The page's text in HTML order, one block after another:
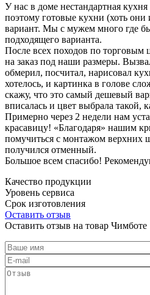
У нас в доме нестандартная
поэтому готовые кухни (хоть
вариант. Мы с мужем много где
подходящего варианта.
После всех походов по торговым
на заказ под наши размеры.
обмерил, посчитал, нарисовал
хотелось, и картинка в голове
скажу, что это самый дешевый
вписалась и цвет выбрала такой,
Примерно через 2 недели нам
красавицу! «Благодаря» нашим
помучиться с монтажом верхних
получился отменный.
Большое всем спасибо!
Качество продукции
Уровень сервиса
Срок изготовления
Оставить отзыв
Оставить отзыв на товар Чимботе